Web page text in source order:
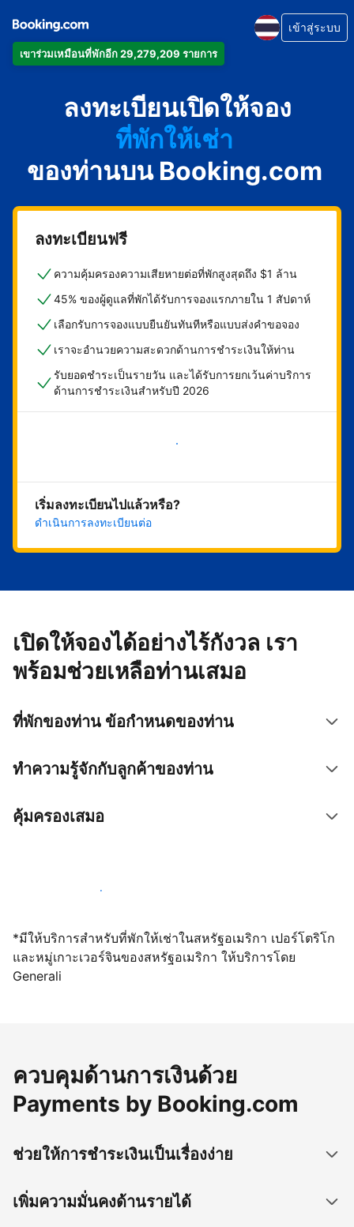
เข้าร่วมเหมือนที่พักอีก 29,279,209 รายการ
เข้าสู่ระบบ
ลงทะเบียนเปิดให้จอง
อพาร์ตเมนต์
โรงแรม
ที่พักให้เช่า
เกสต์เฮาส์
บีแอนด์บี
ของท่านบน Booking.com
ลงทะเบียนฟรี
ความคุ้มครองความเสียหายต่อที่พักสูงสุดถึง $1 ล้าน
45% ของผู้ดูแลที่พักได้รับการจองแรกภายใน 1 สัปดาห์
เลือกรับการจองแบบยืนยันทันทีหรือแบบส่งคำขอจอง
เราจะอำนวยความสะดวกด้านการชำระเงินให้ท่าน
รับยอดชำระเป็นรายวัน และได้รับการยกเว้นค่าบริการ
ด้านการชำระเงินสำหรับปี 2026
เริ่มดำเนินการเลย
เริ่มลงทะเบียนไปแล้วหรือ?
ดำเนินการลงทะเบียนต่อ
เปิดให้จองได้อย่างไร้กังวล เรา
พร้อมช่วยเหลือท่านเสมอ
ที่พักของท่าน ข้อกำหนดของท่าน
ทำความรู้จักกับลูกค้าของท่าน
คุ้มครองเสมอ
เปิดให้จองผ่านเราตั้งแต่วันนี้
*มีให้บริการสำหรับที่พักให้เช่าในสหรัฐอเมริกา เปอร์โตริโก
และหมู่เกาะเวอร์จินของสหรัฐอเมริกา ให้บริการโดย
Generali
ควบคุมด้านการเงินด้วย
Payments by Booking.com
ช่วยให้การชำระเงินเป็นเรื่องง่าย
เพิ่มความมั่นคงด้านรายได้